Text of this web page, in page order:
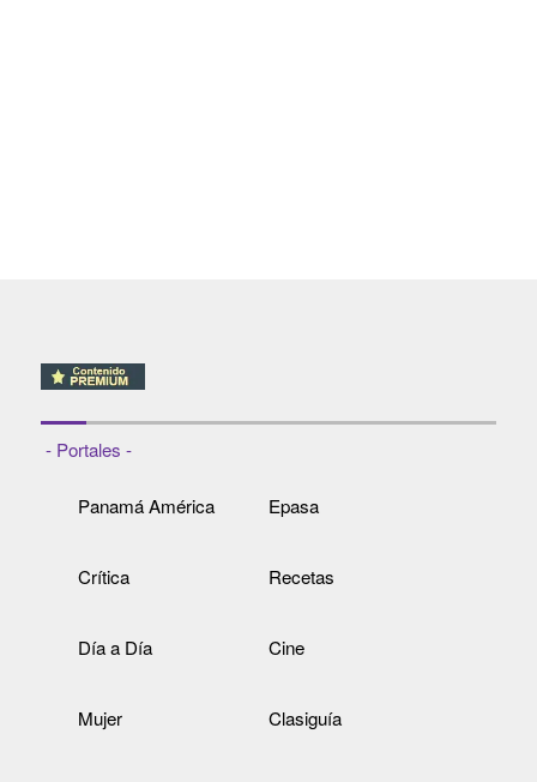
- Portales -
Panamá América Epasa
Crítica Recetas
Día a Día Cine
Mujer Clasiguía